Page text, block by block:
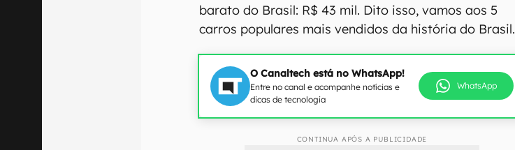
barato do Brasil: R$ 43 mil. Dito isso, vamos aos 5
carros populares mais vendidos da história do Brasil.
O Canaltech está no WhatsApp!
Entre no canal e acompanhe notícias e
dicas de tecnologia
WhatsApp
CONTINUA APÓS A PUBLICIDADE